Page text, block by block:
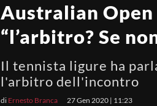
Australian Open
“l’arbitro? Se
Il tennista ligure ha
l'arbitro dell'incontro
di Ernesto Branca 27 Gen 2020 | 11:23